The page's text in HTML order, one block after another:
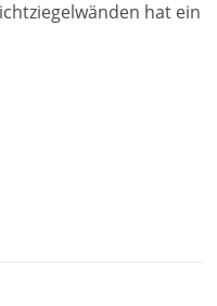
hat ein